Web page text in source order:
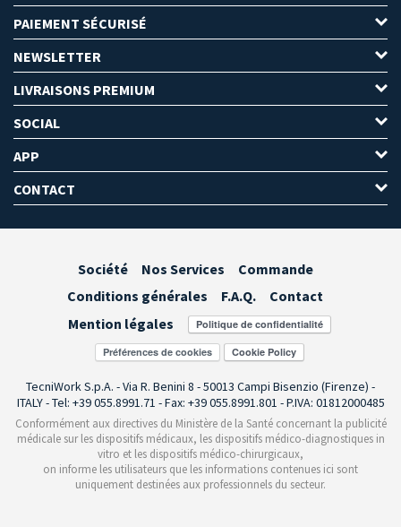
PAIEMENT SÉCURISÉ
NEWSLETTER
LIVRAISONS PREMIUM
SOCIAL
APP
CONTACT
Société Nos Services
Commande
Conditions générales
F.A.Q.
Contact
Mention légales
Préférences de cookies
TecniWork S.p.A. - Via R. Benini 8 - 50013 Campi Bisenzio (Firenze) -
ITALY - Tel: +39 055.8991.71 - Fax: +39 055.8991.801 - P.IVA: 01812000485
Conformément aux directives du Ministère de la Santé concernant la publicité
médicale sur les dispositifs médicaux, les dispositifs médico-diagnostiques in
vitro et les dispositifs médico-chirurgicaux,
on informe les utilisateurs que les informations contenues ici sont
uniquement destinées aux professionnels du secteur.